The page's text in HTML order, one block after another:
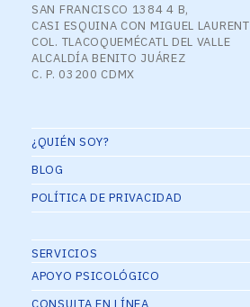
SAN FRANCISCO 1384 4 B,
CASI ESQUINA CON MIGUEL LAURENT
COL. TLACOQUEMÉCATL DEL VALLE
ALCALDÍA BENITO JUÁREZ
C. P. 03200 CDMX
¿QUIÉN SOY?
BLOG
POLÍTICA DE PRIVACIDAD
SERVICIOS
APOYO PSICOLÓGICO
CONSULTA EN LÍNEA